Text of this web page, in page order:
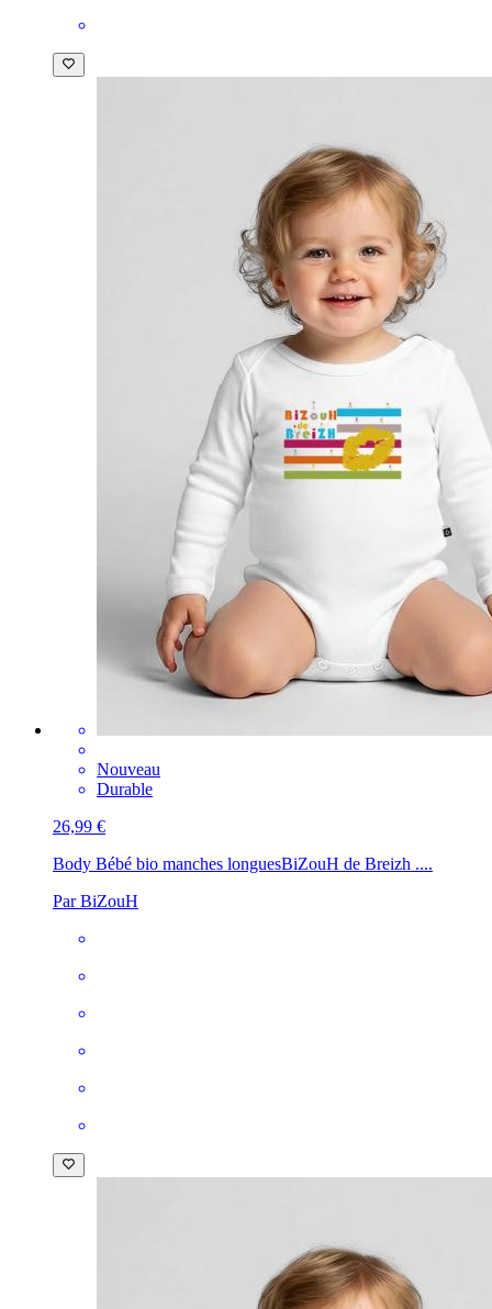
Nouveau
Durable
26,99 €
Body Bébé bio manches longuesBiZouH de Breizh ....
Par BiZouH